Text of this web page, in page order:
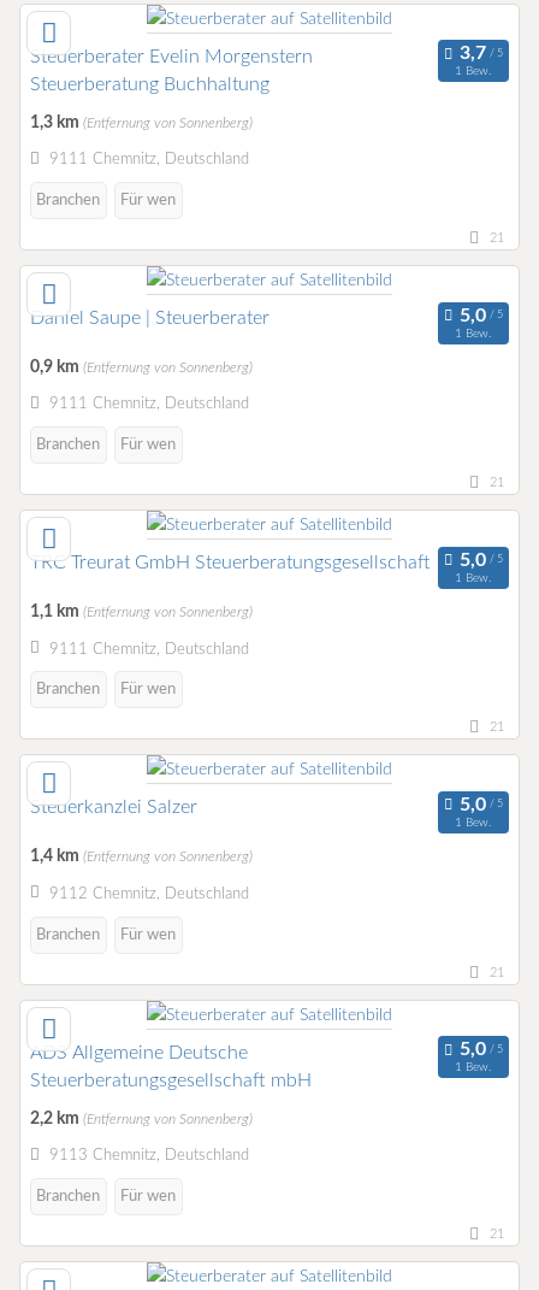
Steuerberater Evelin Morgenstern
Steuerberatung Buchhaltung
1 Bew.
1,3 km (Entfernung von Sonnenberg)
9111 Chemnitz, Deutschland
Branchen Für wen
21
Daniel Saupe | Steuerberater
1 Bew.
0,9 km (Entfernung von Sonnenberg)
9111 Chemnitz, Deutschland
Branchen Für wen
21
TRC Treurat GmbH Steuerberatungsgesellschaft
1 Bew.
1,1 km (Entfernung von Sonnenberg)
9111 Chemnitz, Deutschland
Branchen Für wen
21
Steuerkanzlei Salzer
1 Bew.
1,4 km (Entfernung von Sonnenberg)
9112 Chemnitz, Deutschland
Branchen Für wen
21
ADS Allgemeine Deutsche
Steuerberatungsgesellschaft mbH
1 Bew.
2,2 km (Entfernung von Sonnenberg)
9113 Chemnitz, Deutschland
Branchen Für wen
21